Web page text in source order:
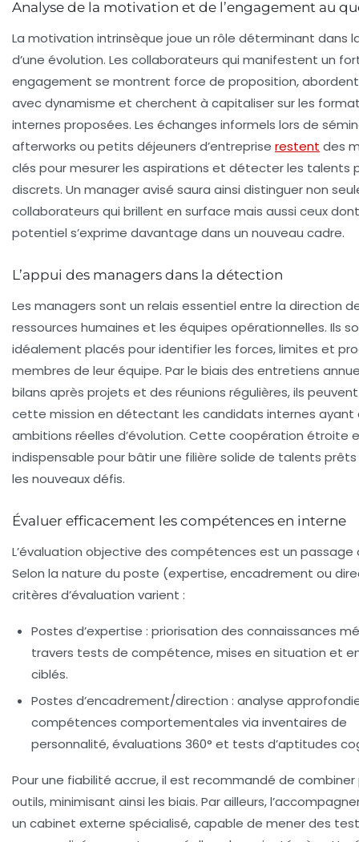
Analyse de la motivation et de l’engagement au
La motivation intrinsèque joue un rôle déterminant dans
d’une évolution. Les collaborateurs qui manifestent un
engagement se montrent force de proposition,
avec dynamisme et cherchent à capitaliser sur les
internes proposées. Les échanges informels lors de
afterworks ou petits déjeuners d’entreprise restent des
clés pour mesurer les aspirations et détecter les talents
discrets. Un manager avisé saura ainsi distinguer non
collaborateurs qui brillent en surface mais aussi ceux
potentiel s’exprime davantage dans un nouveau cadre.
L’appui des managers dans la détection
Les managers sont un relais essentiel entre la direction
ressources humaines et les équipes opérationnelles. Ils
idéalement placés pour identifier les forces, limites et
membres de leur équipe. Par le biais des entretiens
bilans après projets et des réunions régulières, ils
cette mission en détectant les candidats internes ayant
ambitions réelles d’évolution. Cette coopération étroite
indispensable pour bâtir une filière solide de talents
les nouveaux défis.
Évaluer efficacement les compétences en interne
L’évaluation objective des compétences est un passage
Selon la nature du poste (expertise, encadrement ou
critères d’évaluation varient :
Postes d’expertise : priorisation des connaissances
travers tests de compétence, mises en situation et
ciblés.
Postes d’encadrement/direction : analyse
compétences comportementales via inventaires de
personnalité, évaluations 360° et tests d’aptitudes
Pour une fiabilité accrue, il est recommandé de combiner
outils, minimisant ainsi les biais. Par ailleurs,
un cabinet externe spécialisé, capable de mener des